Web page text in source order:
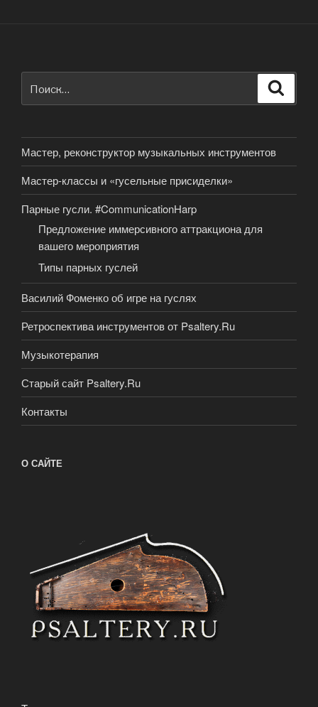
Мастер, реконструктор музыкальных инструментов
Мастер-классы и «гусельные присиделки»
Парные гусли. #CommunicationHarp
Предложение иммерсивного аттракциона для
вашего мероприятия
Типы парных гуслей
Василий Фоменко об игре на гуслях
Ретроспектива инструментов от Psaltery.Ru
Музыкотерапия
Старый сайт Psaltery.Ru
Контакты
О САЙТЕ